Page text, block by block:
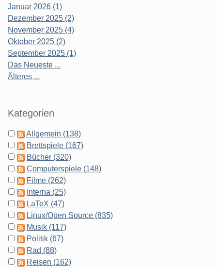
Januar 2026 (1)
Dezember 2025 (2)
November 2025 (4)
Oktober 2025 (2)
September 2025 (1)
Das Neueste ...
Älteres ...
Kategorien
Allgemein (138)
Brettspiele (167)
Bücher (320)
Computerspiele (148)
Filme (262)
Interna (25)
LaTeX (47)
Linux/Open Source (835)
Musik (117)
Politik (67)
Rad (88)
Reisen (162)